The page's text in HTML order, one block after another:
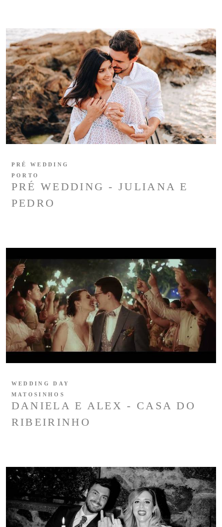
PRÉ WEDDING - JULIANA E
PEDRO
PRÉ WEDDING
PORTO
DANIELA E ALEX - CASA DO
RIBEIRINHO
WEDDING DAY
MATOSINHOS